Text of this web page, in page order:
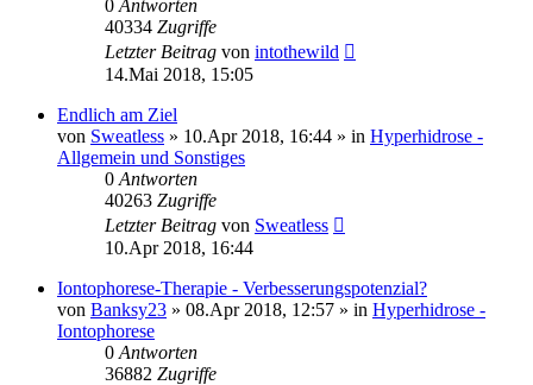
0 Antworten
40334 Zugriffe
Letzter Beitrag von intothewild
14.Mai 2018, 15:05
Endlich am Ziel
von Sweatless » 10.Apr 2018, 16:44 » in Hyperhidrose -
Allgemein und Sonstiges
0 Antworten
40263 Zugriffe
Letzter Beitrag von Sweatless
10.Apr 2018, 16:44
Iontophorese-Therapie - Verbesserungspotenzial?
von Banksy23 » 08.Apr 2018, 12:57 » in Hyperhidrose -
Iontophorese
0 Antworten
36882 Zugriffe